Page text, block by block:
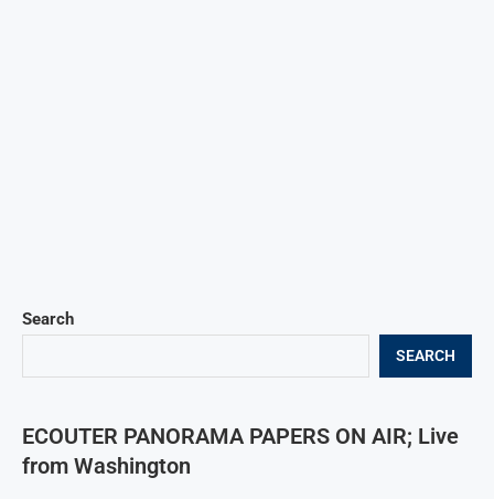
Search
SEARCH
ECOUTER PANORAMA PAPERS ON AIR; Live
from Washington